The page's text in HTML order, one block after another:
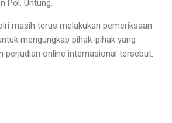
Pol. Untung.
masih terus melakukan pemeriksaan
mengungkap pihak-pihak yang
perjudian online internasional tersebut.